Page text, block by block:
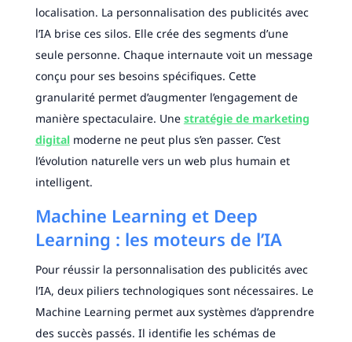
localisation. La personnalisation des publicités avec
l’IA brise ces silos. Elle crée des segments d’une
seule personne. Chaque internaute voit un message
conçu pour ses besoins spécifiques. Cette
granularité permet d’augmenter l’engagement de
manière spectaculaire. Une stratégie de marketing
digitalmoderne ne peut plus s’en passer. C’est
l’évolution naturelle vers un web plus humain et
intelligent.
Machine Learning et Deep
Learning : les moteurs de l’IA
Pour réussir la personnalisation des publicités avec
l’IA, deux piliers technologiques sont nécessaires. Le
Machine Learning permet aux systèmes d’apprendre
des succès passés. Il identifie les schémas de